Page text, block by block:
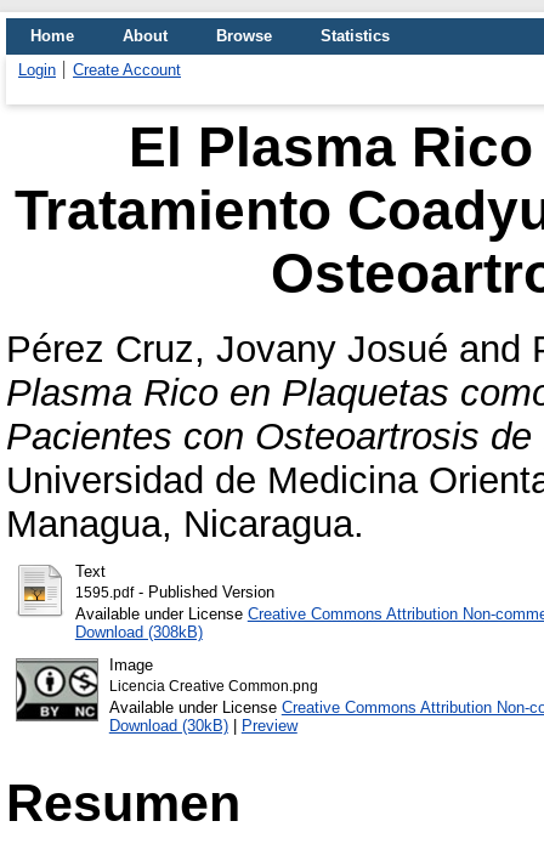
Home About Browse
Statistics
Login
Create Account
El Plasma
Tratamiento
Pérez Cruz, Jovany Josué and
Plasma Rico en Plaquetas
Pacientes con Osteoartrosis de
Universidad de Medicina
Managua, Nicaragua.
Text
1595.pdf- Published Version
Available under License Creative Commons Attribution Non-
Download (308kB)
Image
Licencia Creative Common.png
Available under License Creative Commons Attribution Non-
Download (30kB)| Preview
Resumen